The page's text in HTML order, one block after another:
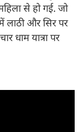
से हो गई. जो
लाठी और सिर पर
धाम यात्रा पर